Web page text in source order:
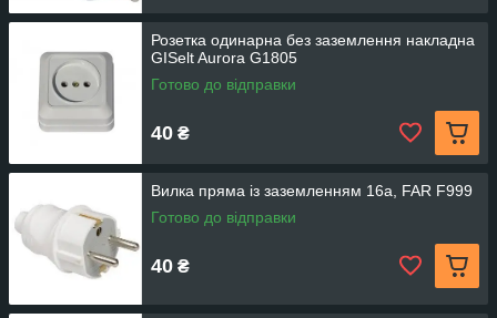
Розетка одинарна без заземлення накладна
GISelt Aurora G1805
Готово до відправки
40 ₴
Вилка пряма із заземленням 16а, FAR F999
Готово до відправки
40 ₴